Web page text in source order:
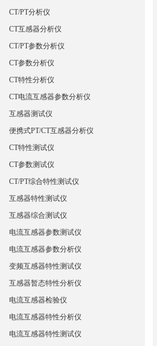
CT/PT分析仪
CT互感器分析仪
CT/PT参数分析仪
CT参数分析仪
CT特性分析仪
CT电流互感器参数分析仪
互感器测试仪
便携式PT/CT互感器分析仪
CT特性测试仪
CT参数测试仪
CT/PT综合特性测试仪
互感器特性测试仪
互感器综合测试仪
电流互感器参数测试仪
电流互感器参数分析仪
变频互感器特性测试仪
互感器暂态特性分析仪
电流互感器检验仪
电流互感器特性分析仪
电流互感器特性测试仪